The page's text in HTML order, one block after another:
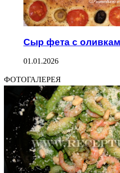
Сыр фета с
01.01.2026
ФОТОГАЛЕРЕЯ